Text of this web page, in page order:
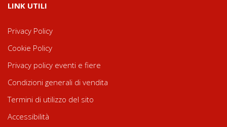
LINK UTILI
Privacy Policy
Cookie Policy
Privacy policy eventi e fiere
Condizioni generali di vendita
Termini di utilizzo del sito
Accessibilità